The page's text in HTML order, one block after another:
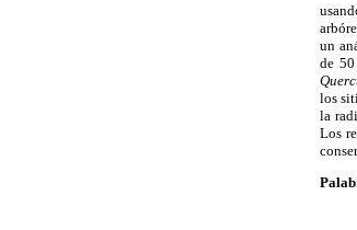
un
de 50
los
la
Los